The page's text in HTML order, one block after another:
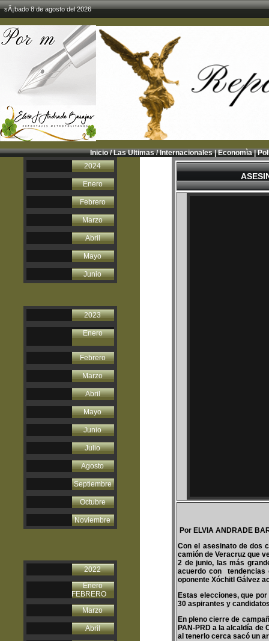
sÃ¡bado 8 de agosto del 2026
Inicio/Las Ultimas/Internacionales|Economìa|
2024
Enero
Febrero
Marzo
Abril
Mayo
Junio
2023
Enero
Febrero
Marzo
Abril
Mayo
Junio
Julio
Agosto
Septiembre
Octubre
Noviembre
2022
Enero
FEBRERO
Marzo
Abril
Por ELVIA ANDRADE
Con el asesinato de dos
camión de Veracruz que
2 de junio, las más
acuerdo con tendencias
oponente Xóchitl Gálvez
Estas elecciones, que
30 aspirantes y
En pleno cierre de
PAN-PRD a la alcaldía
al tenerlo cerca sacó un